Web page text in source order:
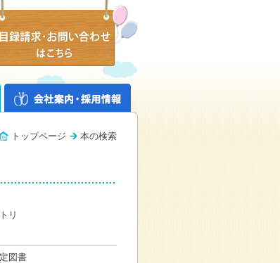
トップページ 本の検索
リ
図書